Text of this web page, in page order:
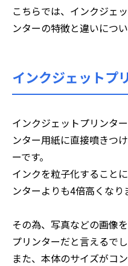
こちらでは、インクジェ
ンターの特徴と違いにつ
インクジェットプ
インクジェットプリンタ
ンター用紙に直接噴きつ
ーです。
インクを粒子化すること
ンターよりも4倍高くなり
その為、写真などの画像
プリンターだと言えるでし
また、本体のサイズがコ